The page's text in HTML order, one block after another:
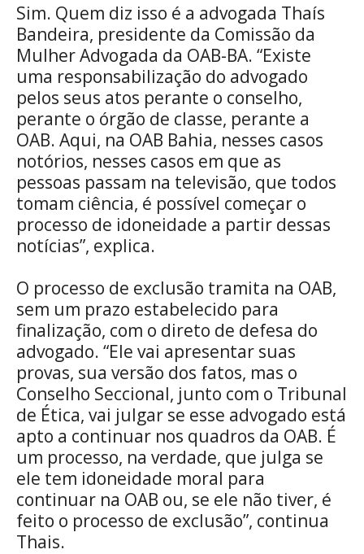
Sim. Quem diz isso é a advogada Thaís
Bandeira, presidente da Comissão da
Mulher Advogada da OAB-BA. “Existe
uma responsabilização do advogado
pelos seus atos perante o conselho,
perante o órgão de classe, perante a
OAB. Aqui, na OAB Bahia, nesses casos
notórios, nesses casos em que as
pessoas passam na televisão, que todos
tomam ciência, é possível começar o
processo de idoneidade a partir dessas
notícias”, explica.
O processo de exclusão tramita na OAB,
sem um prazo estabelecido para
finalização, com o direto de defesa do
advogado. “Ele vai apresentar suas
provas, sua versão dos fatos, mas o
Conselho Seccional, junto com o Tribunal
de Ética, vai julgar se esse advogado está
apto a continuar nos quadros da OAB. É
um processo, na verdade, que julga se
ele tem idoneidade moral para
continuar na OAB ou, se ele não tiver, é
feito o processo de exclusão”, continua
Thais.